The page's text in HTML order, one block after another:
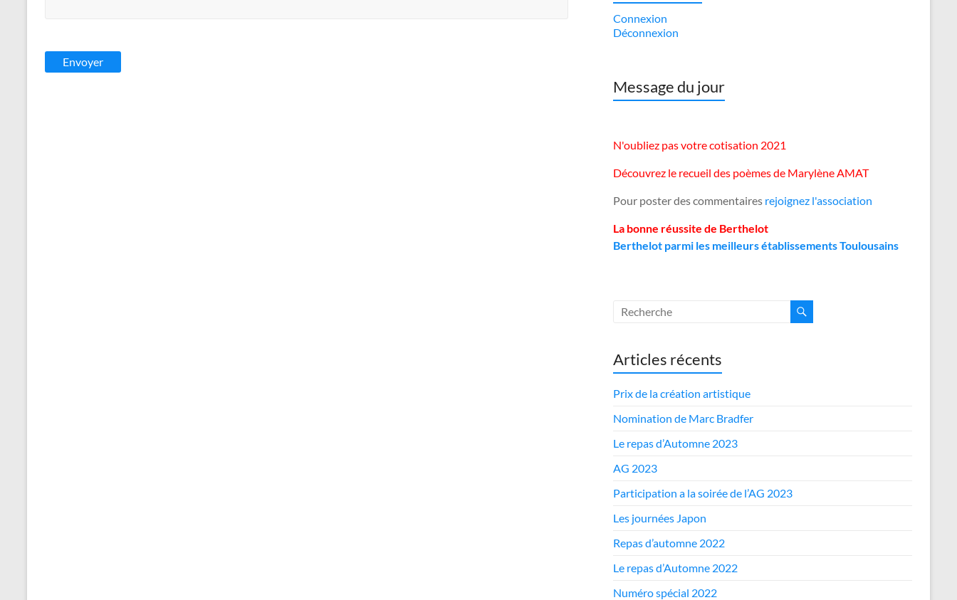
Connexion
Déconnexion
Message du jour
N'oubliez pas votre cotisation 2021
Découvrez le recueil des poèmes de Marylène AMAT
Pour poster des commentaires rejoignez l'association
La bonne réussite de Berthelot
Berthelot parmi les meilleurs établissements Toulousains
Articles récents
Prix de la création artistique
Nomination de Marc Bradfer
Le repas d’Automne 2023
AG 2023
Participation a la soirée de l’AG 2023
Les journées Japon
Repas d’automne 2022
Le repas d’Automne 2022
Numéro spécial 2022